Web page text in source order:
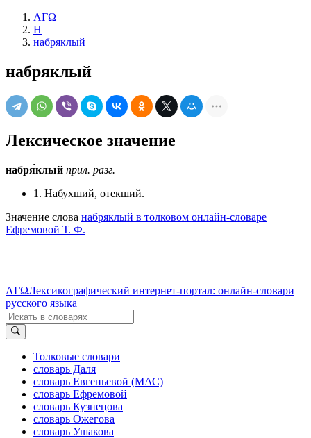
ΛΓΩ
Н
набряклый
набряклый
Лексическое значение
набря́клый прил. разг.
1. Набухший, отекший.
Значение слова набряклый в толковом онлайн-словаре
Ефремовой Т. Ф.
ΛΓΩЛексикографический интернет-портал: онлайн-словари
русского языка
Толковые словари
словарь Даля
словарь Евгеньевой (МАС)
словарь Ефремовой
словарь Кузнецова
словарь Ожегова
словарь Ушакова